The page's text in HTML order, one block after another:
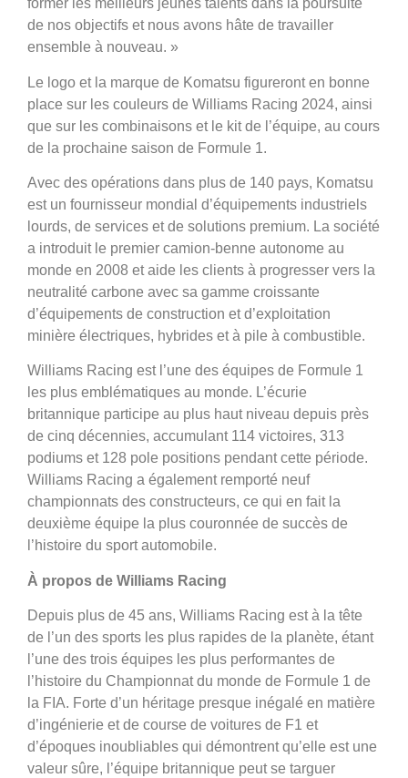
former les meilleurs jeunes talents dans la poursuite
de nos objectifs et nous avons hâte de travailler
ensemble à nouveau. »
Le logo et la marque de Komatsu figureront en bonne
place sur les couleurs de Williams Racing 2024, ainsi
que sur les combinaisons et le kit de l’équipe, au cours
de la prochaine saison de Formule 1.
Avec des opérations dans plus de 140 pays, Komatsu
est un fournisseur mondial d’équipements industriels
lourds, de services et de solutions premium. La société
a introduit le premier camion-benne autonome au
monde en 2008 et aide les clients à progresser vers la
neutralité carbone avec sa gamme croissante
d’équipements de construction et d’exploitation
minière électriques, hybrides et à pile à combustible.
Williams Racing est l’une des équipes de Formule 1
les plus emblématiques au monde. L’écurie
britannique participe au plus haut niveau depuis près
de cinq décennies, accumulant 114 victoires, 313
podiums et 128 pole positions pendant cette période.
Williams Racing a également remporté neuf
championnats des constructeurs, ce qui en fait la
deuxième équipe la plus couronnée de succès de
l’histoire du sport automobile.
À propos de Williams Racing
Depuis plus de 45 ans, Williams Racing est à la tête
de l’un des sports les plus rapides de la planète, étant
l’une des trois équipes les plus performantes de
l’histoire du Championnat du monde de Formule 1 de
la FIA. Forte d’un héritage presque inégalé en matière
d’ingénierie et de course de voitures de F1 et
d’époques inoubliables qui démontrent qu’elle est une
valeur sûre, l’équipe britannique peut se targuer